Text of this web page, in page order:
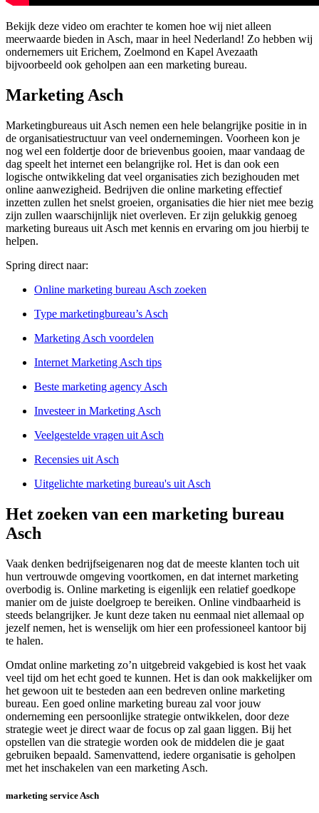
Bekijk deze video om erachter te komen hoe wij niet alleen
meerwaarde bieden in Asch, maar in heel Nederland! Zo hebben wij
ondernemers uit Erichem, Zoelmond en Kapel Avezaath
bijvoorbeeld ook geholpen aan een marketing bureau.
Marketing Asch
Marketingbureaus uit Asch nemen een hele belangrijke positie in in
de organisatiestructuur van veel ondernemingen. Voorheen kon je
nog wel een foldertje door de brievenbus gooien, maar vandaag de
dag speelt het internet een belangrijke rol. Het is dan ook een
logische ontwikkeling dat veel organisaties zich bezighouden met
online aanwezigheid. Bedrijven die online marketing effectief
inzetten zullen het snelst groeien, organisaties die hier niet mee bezig
zijn zullen waarschijnlijk niet overleven. Er zijn gelukkig genoeg
marketing bureaus uit Asch met kennis en ervaring om jou hierbij te
helpen.
Spring direct naar:
Online marketing bureau Asch zoeken
Type marketingbureau’s Asch
Marketing Asch voordelen
Internet Marketing Asch tips
Beste marketing agency Asch
Investeer in Marketing Asch
Veelgestelde vragen uit Asch
Recensies uit Asch
Uitgelichte marketing bureau's uit Asch
Het zoeken van een marketing bureau
Asch
Vaak denken bedrijfseigenaren nog dat de meeste klanten toch uit
hun vertrouwde omgeving voortkomen, en dat internet marketing
overbodig is. Online marketing is eigenlijk een relatief goedkope
manier om de juiste doelgroep te bereiken. Online vindbaarheid is
steeds belangrijker. Je kunt deze taken nu eenmaal niet allemaal op
jezelf nemen, het is wenselijk om hier een professioneel kantoor bij
te halen.
Omdat online marketing zo’n uitgebreid vakgebied is kost het vaak
veel tijd om het echt goed te kunnen. Het is dan ook makkelijker om
het gewoon uit te besteden aan een bedreven online marketing
bureau. Een goed online marketing bureau zal voor jouw
onderneming een persoonlijke strategie ontwikkelen, door deze
strategie weet je direct waar de focus op zal gaan liggen. Bij het
opstellen van die strategie worden ook de middelen die je gaat
gebruiken bepaald. Samenvattend, iedere organisatie is geholpen
met het inschakelen van een marketing Asch.
marketing service Asch